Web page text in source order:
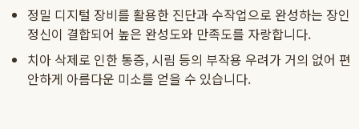
정밀 디지털 장비를 활용한 진단과 수작업으로 완성하는 장인
정신이 결합되어 높은 완성도와 만족도를 자랑합니다.
치아 삭제로 인한 통증, 시림 등의 부작용 우려가 거의 없어 편
안하게 아름다운 미소를 얻을 수 있습니다.